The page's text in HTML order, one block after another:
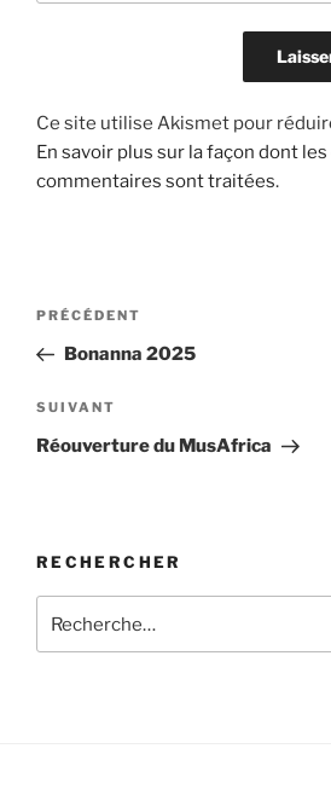
Ce site utilise Akismet pour
En savoir plus sur la façon dont
commentaires sont traitées.
Navigation
l’article
Article
précédent
PRÉCÉDENT
Bonanna 2025
Article
suivant
SUIVANT
Réouverture du MusAfrica
RECHERCHER
pour